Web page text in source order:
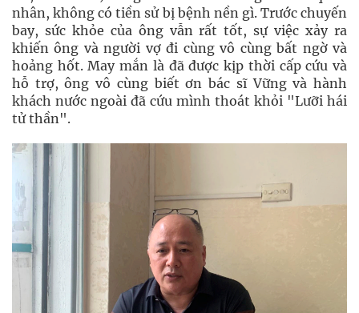
nhân, không có tiền sử bị bệnh nền gì. Trước chuyến
bay, sức khỏe của ông vẫn rất tốt, sự việc xảy ra
khiến ông và người vợ đi cùng vô cùng bất ngờ và
hoảng hốt. May mắn là đã được kịp thời cấp cứu và
hỗ trợ, ông vô cùng biết ơn bác sĩ Vững và hành
khách nước ngoài đã cứu mình thoát khỏi "Lưỡi hái
tử thần".